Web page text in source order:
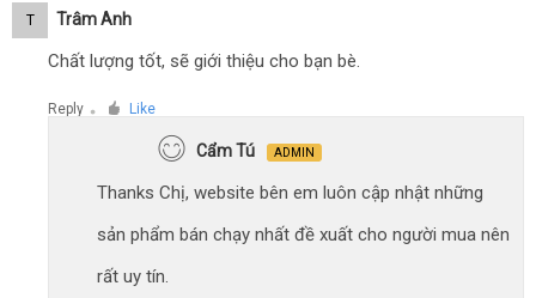
T Trâm Anh
Chất lượng tốt, sẽ giới thiệu cho bạn bè.
Reply ● Like
Cẩm Tú ADMIN
Thanks Chị, website bên em luôn cập nhật những
sản phẩm bán chạy nhất đề xuất cho người mua nên
rất uy tín.